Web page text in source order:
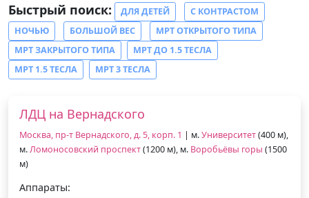
Быстрый поиск: ДЛЯ ДЕТЕЙ
С КОНТРАСТОМ
НОЧЬЮ
БОЛЬШОЙ ВЕС
МРТ ОТКРЫТОГО ТИПА
МРТ ЗАКРЫТОГО ТИПА
МРТ ДО 1.5 ТЕСЛА
МРТ 1.5 ТЕСЛА
МРТ 3 ТЕСЛА
ЛДЦ на Вернадского
Москва, пр-т Вернадского, д. 5, корп. 1 | м.Университет(400 м),
м.Ломоносовский проспект(1200 м), м. Воробьёвы горы (1500
м)
Аппараты: